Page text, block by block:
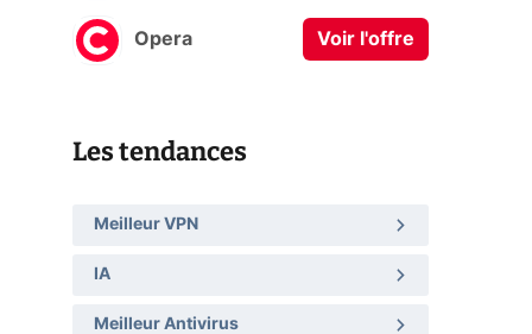
Opera Voir l'offre
Les tendances
Meilleur VPN
IA
Meilleur Antivirus